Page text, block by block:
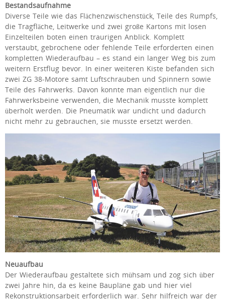
Bestandsaufnahme
Diverse Teile wie das Flächenzwischenstück, Teile des Rumpfs,
die Tragfläche, Leitwerke und zwei große Kartons mit losen
Einzelteilen boten einen traurigen Anblick. Komplett
verstaubt, gebrochene oder fehlende Teile erforderten einen
kompletten Wiederaufbau – es stand ein langer Weg bis zum
weitern Erstflug bevor. In einer weiteren Kiste befanden sich
zwei ZG 38-Motore samt Luftschrauben und Spinnern sowie
Teile des Fahrwerks. Davon konnte man eigentlich nur die
Fahrwerksbeine verwenden, die Mechanik musste komplett
überholt werden. Die Pneumatik war undicht und dadurch
nicht mehr zu gebrauchen, sie musste ersetzt werden.
Neuaufbau
Der Wiederaufbau gestaltete sich mühsam und zog sich über
zwei Jahre hin, da es keine Baupläne gab und hier viel
Rekonstruktionsarbeit erforderlich war. Sehr hilfreich war der